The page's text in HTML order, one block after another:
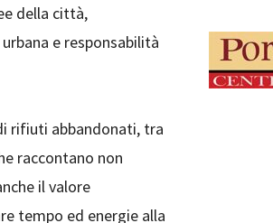
della città,
e responsabilità
rifiuti abbandonati, tra
raccontano non
il valore
tempo ed energie alla